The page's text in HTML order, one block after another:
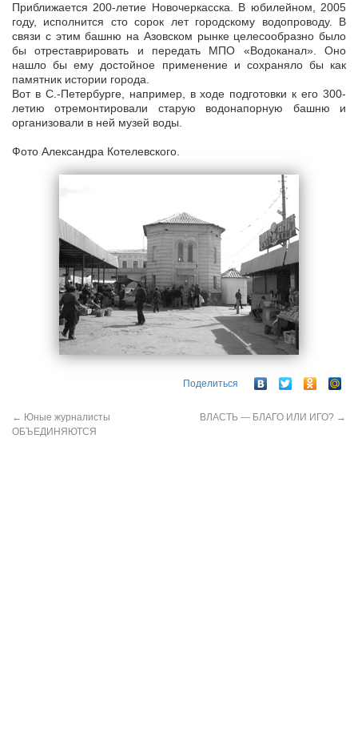
Приближается 200-летие Новочеркасска. В юбилейном, 2005
году, исполнится сто сорок лет городскому водопроводу. В
связи с этим башню на Азовском рынке целесообразно было
бы отреставрировать и передать МПО «Водоканал». Оно
нашло бы ему достойное применение и сохраняло бы как
памятник истории города.
Вот в С.-Петербурге, например, в ходе подготовки к его 300-
летию отремонтировали старую водонапорную башню и
организовали в ней музей воды.
Фото Александра Котелевского.
Поделиться
← Юные журналисты
ОБЪЕДИНЯЮТСЯ
ВЛАСТЬ — БЛАГО ИЛИ ИГО? →